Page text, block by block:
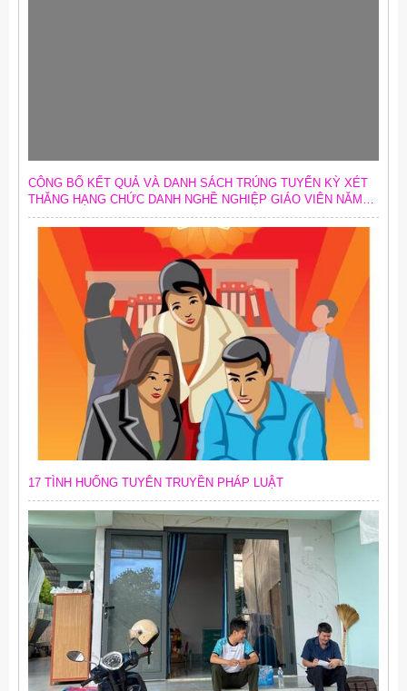
CÔNG BỐ KẾT QUẢ VÀ DANH SÁCH TRÚNG TUYỂN KỲ XÉT
THĂNG HẠNG CHỨC DANH NGHỀ NGHIỆP GIÁO VIÊN NĂM
2026
17 TÌNH HUỐNG TUYÊN TRUYỀN PHÁP LUẬT